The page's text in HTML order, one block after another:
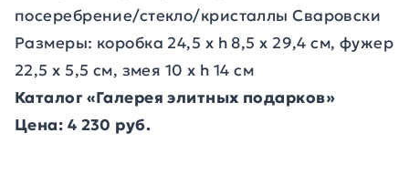
посеребрение/стекло/кристаллы Сваровски
Размеры: коробка 24,5 x h 8,5 x 29,4 cм, фужер
22,5 х 5,5 см, змея 10 х h 14 cм
Каталог «Галерея элитных подарков»
Цена: 4 230 руб.